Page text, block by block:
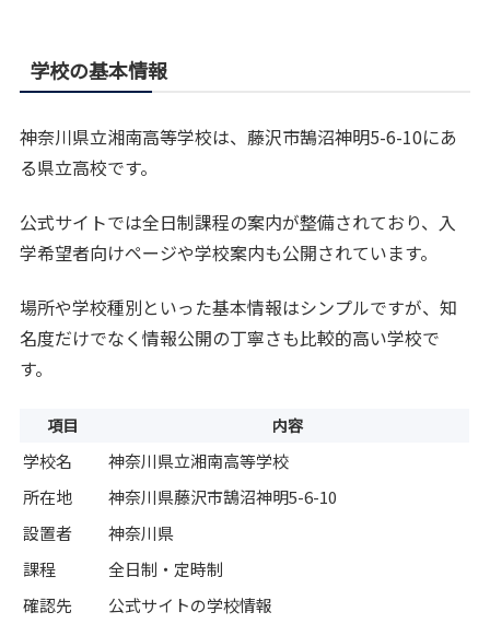
学校の基本情報
神奈川県立湘南高等学校は、藤沢市鵠沼神明5-6-10にあ
る県立高校です。
公式サイトでは全日制課程の案内が整備されており、入
学希望者向けページや学校案内も公開されています。
場所や学校種別といった基本情報はシンプルですが、知
名度だけでなく情報公開の丁寧さも比較的高い学校で
す。
項目 内容
学校名
神奈川県立湘南高等学校
所在地
神奈川県藤沢市鵠沼神明5-6-10
設置者
神奈川県
課程
全日制・定時制
確認先
公式サイトの学校情報